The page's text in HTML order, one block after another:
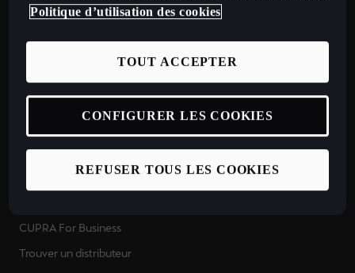
CUPRA Leon
Découvrir CUPRA
Véhicules neufs disponibles en stock
Nos offres LLD à particuliers
CUPRA For Business
Trouver un distributeur
Politique d’utilisation des cookies
REFUSER TOUS LES COOKIES
TOUT ACCEPTER
CONFIGURER LES COOKIES